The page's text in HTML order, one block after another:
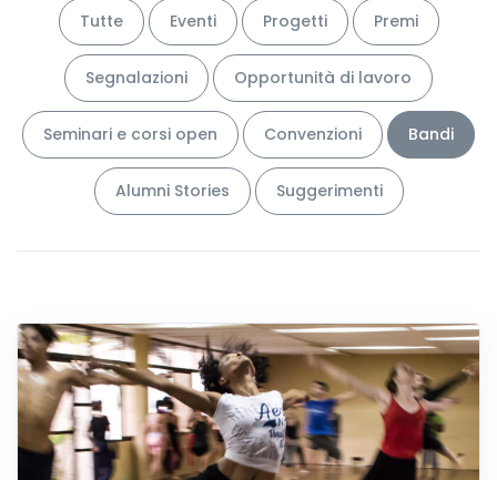
Tutte Eventi Progetti Premi
Segnalazioni Opportunità di lavoro
Seminari e corsi open Convenzioni Bandi
Alumni Stories Suggerimenti